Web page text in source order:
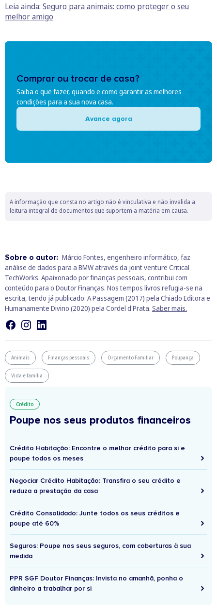
Leia ainda: Seguro para animais: como proteger o seu
melhor amigo
Comprar ou trocar de casa?
Saiba o que fazer, quando e como garantir as melhores
condições para a sua nova casa.
Avance agora
A informação que consta no artigo não é vinculativa e não invalida a
leitura integral de documentos que suportem a matéria em causa.
Sobre o autor: Márcio Fontes, engenheiro informático, faz
análise de dados para a BMW através da joint venture Critical
TechWorks. Apaixonado por finanças pessoais, contribui com
conteúdo para o Doutor Finanças. Nos tempos livros refugia-se na
escrita, tendo já publicado: A Passagem (2017) pela Chiado Editora e
Humanamente Divino (2020) pela Cordel d'Prata. Saber mais.
Animais Finanças pessoais Orçamento Familiar Poupança
Vida e família
Crédito
Poupe nos seus produtos financeiros
Crédito Habitação: Encontre o melhor crédito para si e
poupe todos os meses
Negociar Crédito Habitação: Transfira o seu crédito e
reduza a prestação da casa
Crédito Consolidado: Junte todos os seus créditos e
poupe até 60%
Seguros: Poupe nos seus seguros, com coberturas à sua
medida
PPR SGF Doutor Finanças: Invista no amanhã, ponha o
dinheiro a trabalhar por si